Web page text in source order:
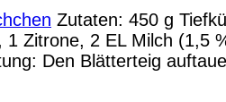
Zutaten: 450 g
1 Zitrone, 2 EL Milch (1,5
Den Blätterteig